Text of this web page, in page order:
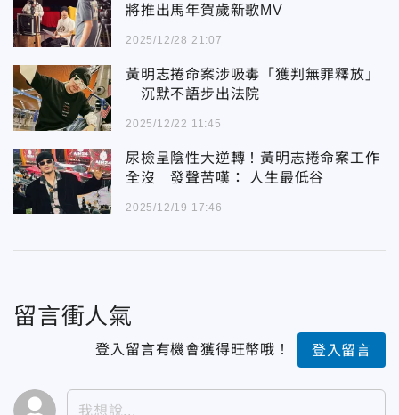
將推出馬年賀歲新歌MV
2025/12/28 21:07
黃明志捲命案涉吸毒「獲判無罪釋放」
沉默不語步出法院
2025/12/22 11:45
尿檢呈陰性大逆轉！黃明志捲命案工作
全沒 發聲苦嘆： 人生最低谷
2025/12/19 17:46
留言衝人氣
登入留言有機會獲得旺幣哦！ 登入留言